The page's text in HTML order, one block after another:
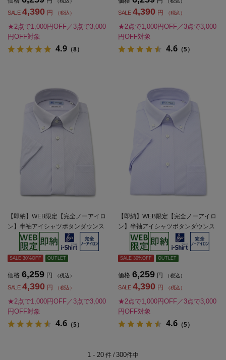
SALE 4,390 円 （税込）
★2点で1,000円OFF／3点で3,000
円OFF対象
4.9 （8）
SALE 4,390 円 （税込）
★2点で1,000円OFF／3点で3,000
円OFF対象
4.6 （5）
【即納】WEB限定【完全ノーアイロ
ン】半袖アイシャツボタンダウンス
トレッチ織柄無地i-shirtワイシャツ春
SALE 30%OFF OUTLET
価格 6,259 円 （税込）
SALE 4,390 円 （税込）
★2点で1,000円OFF／3点で3,000
円OFF対象
4.6 （5）
【即納】WEB限定【完全ノーアイロ
ン】半袖アイシャツボタンダウンス
トレッチ織柄無地i-shirtワイシャツ春
SALE 30%OFF OUTLET
価格 6,259 円 （税込）
SALE 4,390 円 （税込）
★2点で1,000円OFF／3点で3,000
円OFF対象
4.6 （5）
1 - 20 件 / 300件中